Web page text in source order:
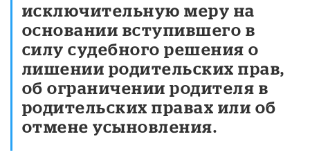
исключительную меру на
основании вступившего в
силу судебного решения о
лишении родительских прав,
об ограничении родителя в
родительских правах или об
отмене усыновления.